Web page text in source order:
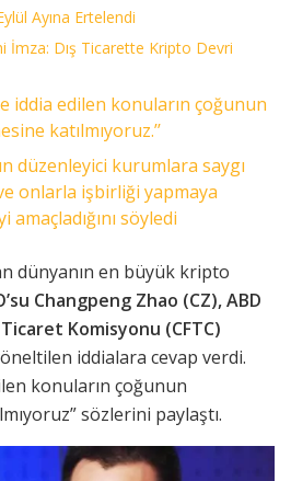
Ayına Ertelendi
İmza: Dış Ticarette Kripto Devri
iddia edilen konuların çoğunun
katılmıyoruz.’’
düzenleyici kurumlara saygı
onlarla işbirliği yapmaya
amaçladığını söyledi
dünyanın en büyük kripto
Changpeng Zhao (CZ), ABD
Komisyonu (CFTC)
iddialara cevap verdi.
konuların çoğunun
sözlerini paylaştı.